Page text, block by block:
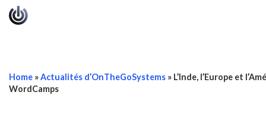
Home »Actualités d’OnTheGoSystems » L’Inde, l’Europe et
WordCamps